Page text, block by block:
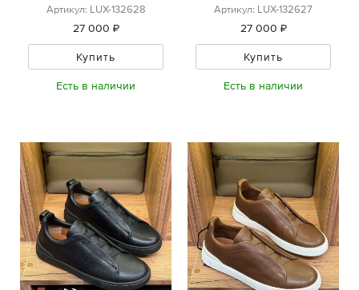
Артикул: LUX-132628
27 000 ₽
Купить
Есть в наличии
Артикул: LUX-132627
27 000 ₽
Купить
Есть в наличии